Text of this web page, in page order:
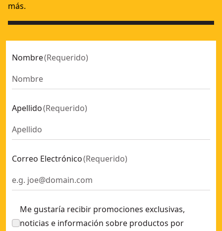
más.
Nombre(Requerido)
Apellido(Requerido)
Correo Electrónico(Requerido)
Me gustaría recibir promociones exclusivas,
noticias e información sobre productos por